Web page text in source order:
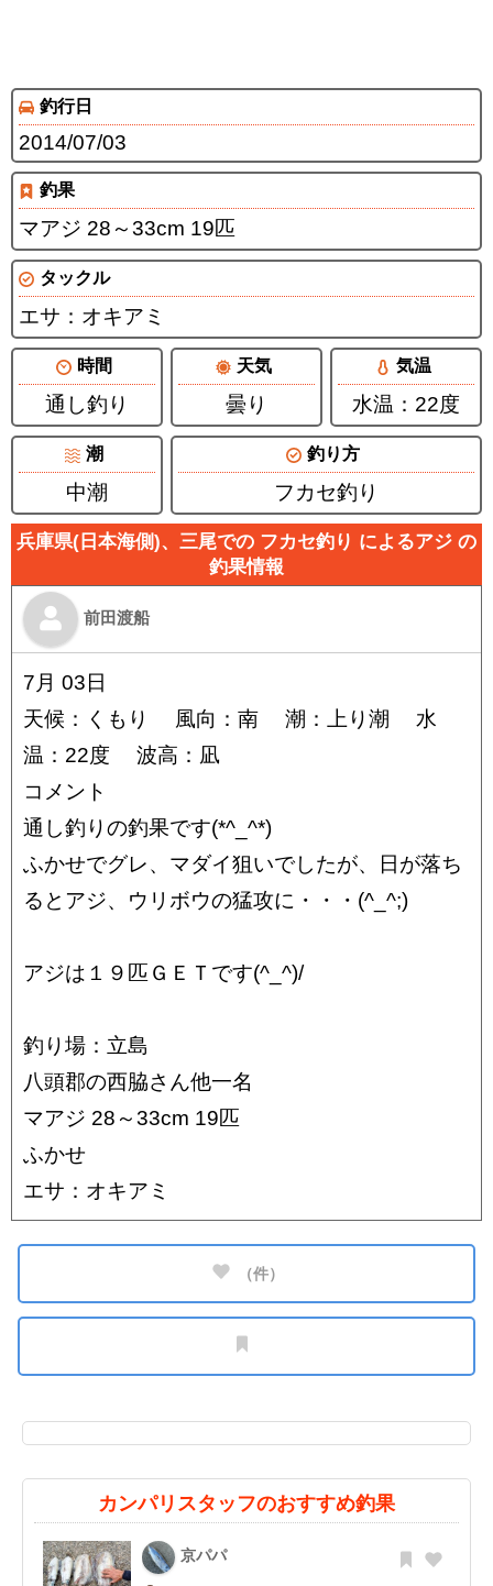
釣行日
2014/07/03
釣果
マアジ 28～33cm 19匹
タックル
エサ：オキアミ
時間
通し釣り
天気
曇り
気温
水温：22度
潮
中潮
釣り方
フカセ釣り
兵庫県(日本海側)、三尾での フカセ釣り によるアジ の
釣果情報
前田渡船
7月 03日
天候：くもり 風向：南 潮：上り潮 水
温：22度 波高：凪
コメント
通し釣りの釣果です(*^_^*)
ふかせでグレ、マダイ狙いでしたが、日が落ち
るとアジ、ウリボウの猛攻に・・・(^_^;)
アジは１９匹ＧＥＴです(^_^)/
釣り場：立島
八頭郡の西脇さん他一名
マアジ 28～33cm 19匹
ふかせ
エサ：オキアミ
（件）
カンパリスタッフのおすすめ釣果
京パパ